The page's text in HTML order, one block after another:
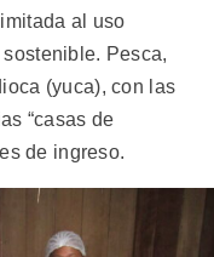
al uso
Pesca,
(yuca), con las
“casas de
de ingreso.